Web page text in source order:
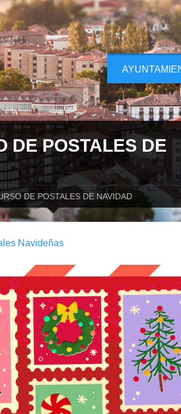
DE POSTALES DE
DE POSTALES DE NAVIDAD
Navideñas